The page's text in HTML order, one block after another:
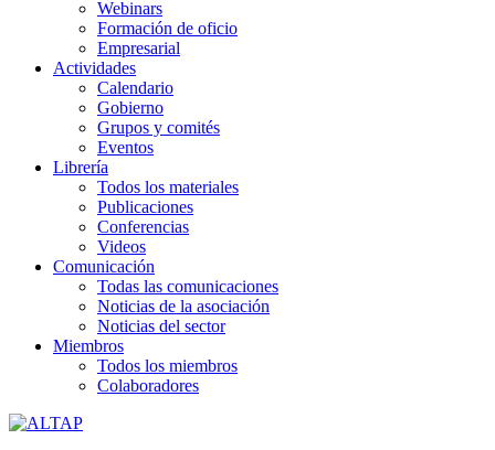
Webinars
Formación de oficio
Empresarial
Actividades
Calendario
Gobierno
Grupos y comités
Eventos
Librería
Todos los materiales
Publicaciones
Conferencias
Videos
Comunicación
Todas las comunicaciones
Noticias de la asociación
Noticias del sector
Miembros
Todos los miembros
Colaboradores